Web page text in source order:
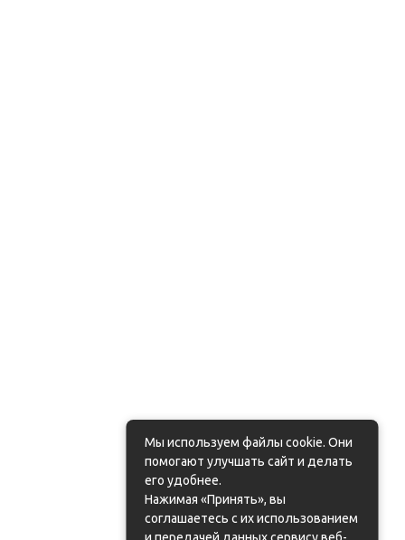
Мы используем файлы cookie. Они
помогают улучшать сайт и делать
его удобнее.
Нажимая «Принять», вы
соглашаетесь с их использованием